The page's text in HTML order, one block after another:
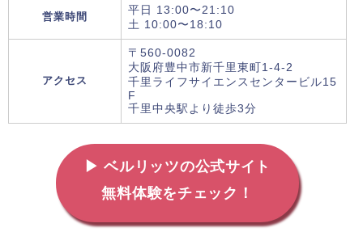
営業時間
平日 13:00〜21:10
土 10:00〜18:10
アクセス
〒560-0082
大阪府豊中市新千里東町1-4-2
千里ライフサイエンスセンタービル15
F
千里中央駅より徒歩3分
▶ ベルリッツの公式サイト
無料体験をチェック！